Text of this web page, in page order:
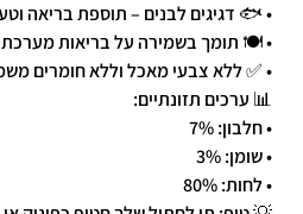
• 🐟 דגיגים לבנים – תוספת בריאה
• 🍽️ תומך בשמירה על בריאות מערכת
• ✅ ללא צבעי מאכל וללא חומרים
📊 ערכים תזונתיים:
• חלבון: 7%
• שומן: 3%
• לחות: 80%